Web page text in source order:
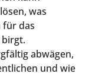
was
für das
abwägen,
und wie